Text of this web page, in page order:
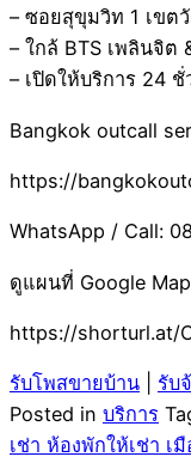
– ซอยสุขุมวิท 1 เขต
– ใกล้ BTS เพลินจิต
– เปิดให้บริการ 24 ชั่
Bangkok outcall
https://
WhatsApp / Call:
ดูแผนที่ Google
https://shorturl.at/
รับโพสขายบ้าน
รับ
Posted in บริการ
เช่า ห้องพักให้เช่า เ